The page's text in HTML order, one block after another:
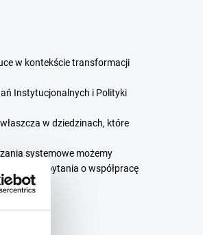
w kontekście transformacji
Instytucjonalnych i Polityki
w dziedzinach, które
systemowe możemy
niełatwe pytania o współpracę